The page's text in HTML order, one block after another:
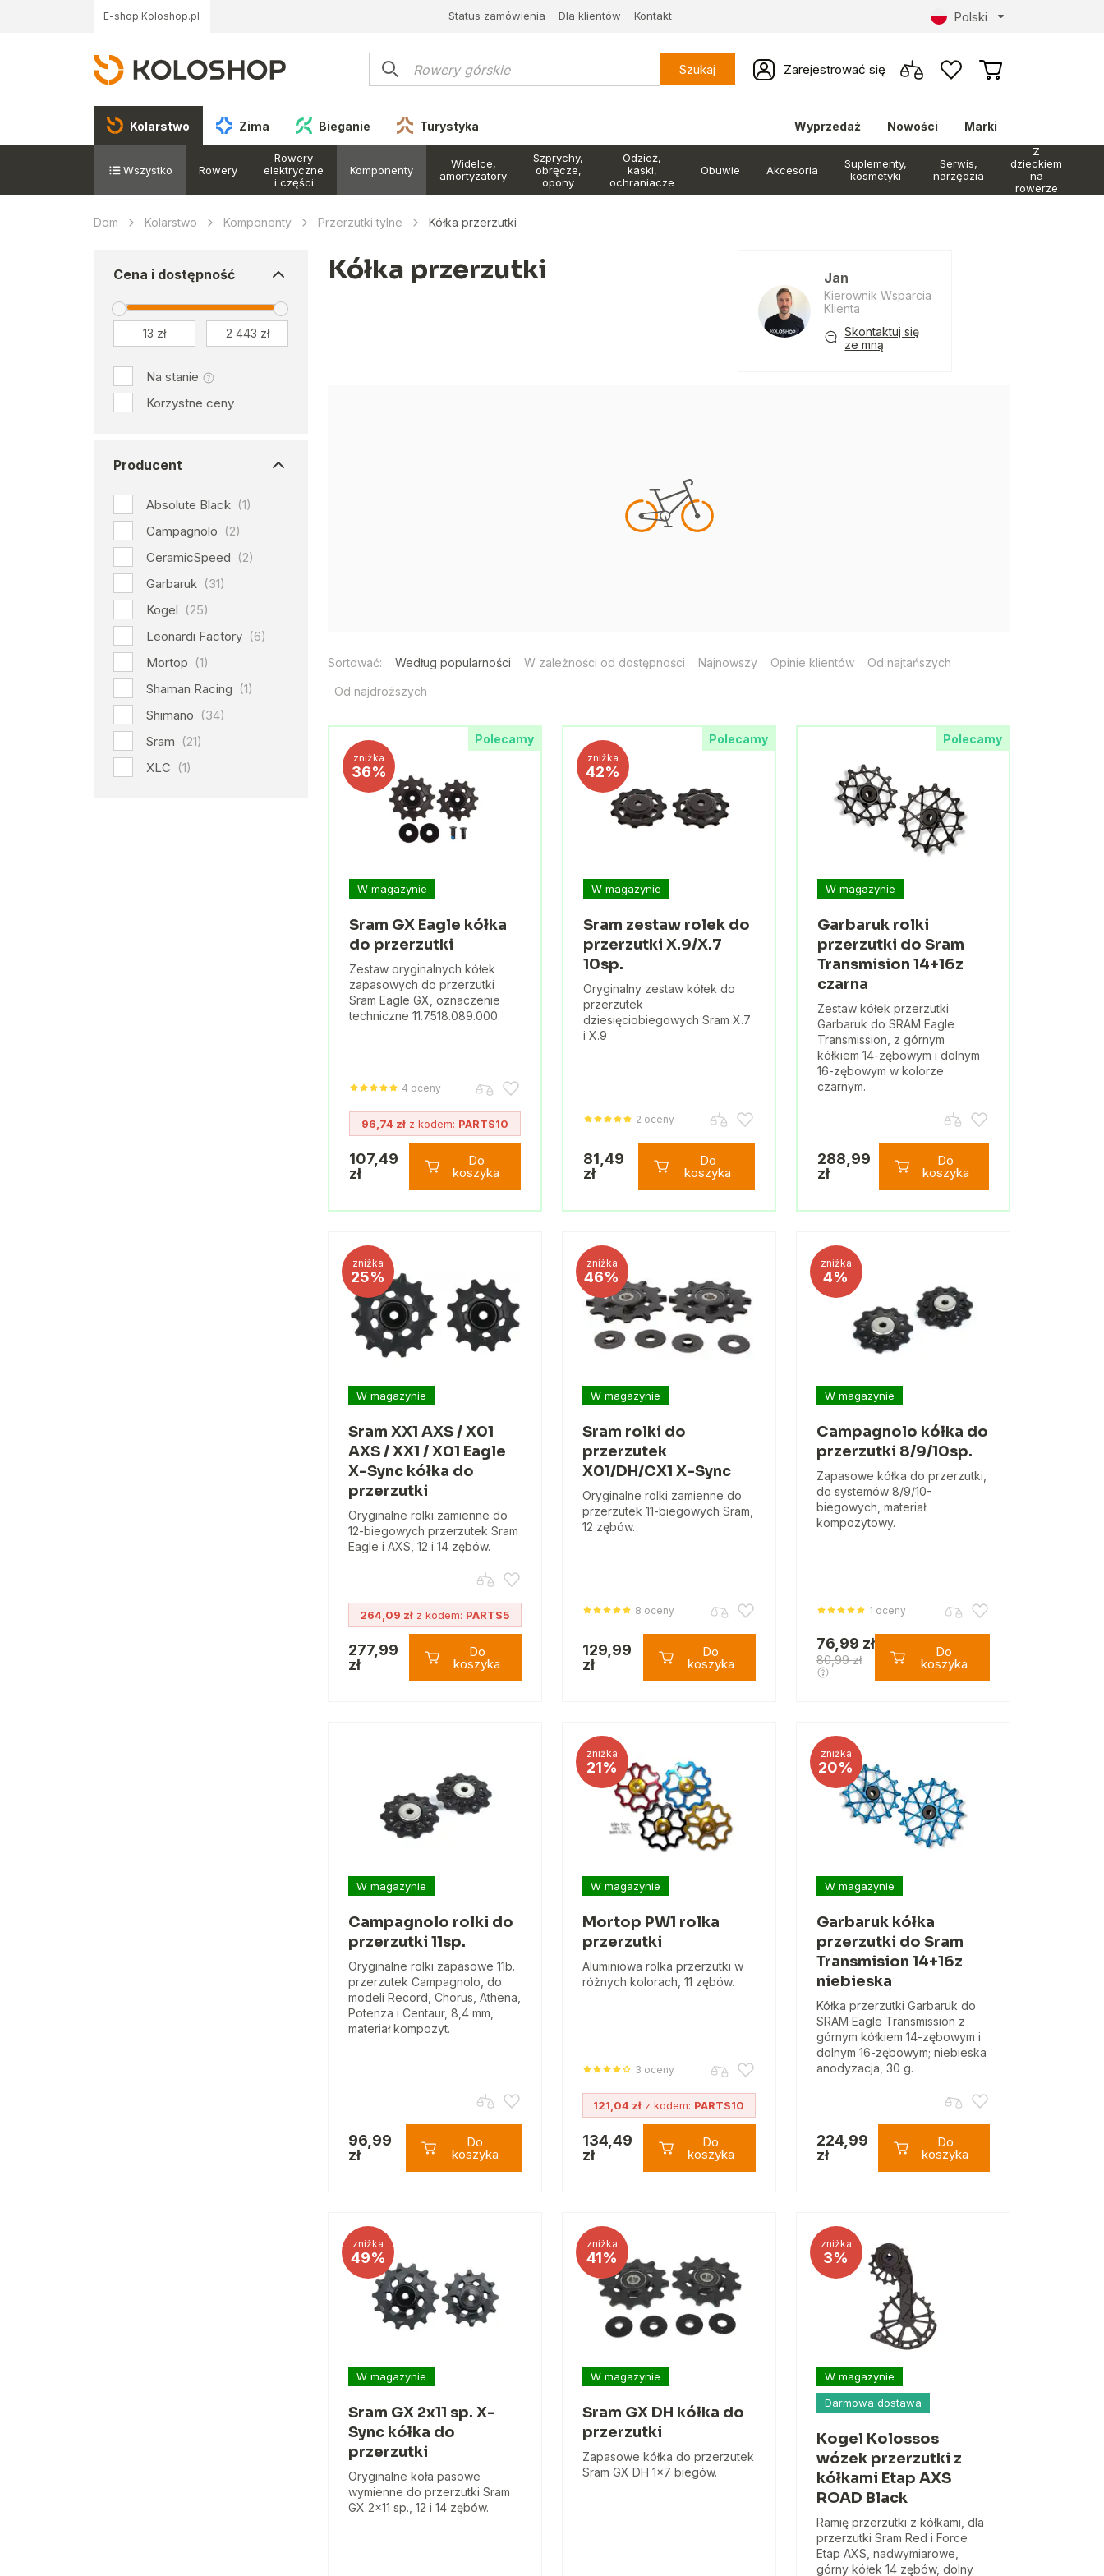
E-shop Koloshop.pl Status zamówienia Dla klientów Kontakt Polski
Szukaj Zarejestrować się
Kolarstwo Zima Bieganie Turystyka Wyprzedaż Nowości Marki
Wszystko Rowery
Rowery
elektryczne
i części
Komponenty
Widelce,
amortyzatory
Szprychy,
obręcze,
opony
Odzież,
kaski,
ochraniacze
Obuwie Akcesoria
Suplementy,
kosmetyki
Serwis,
narzędzia
Z
dzieckiem
na
rowerze
Dom Kolarstwo Komponenty Przerzutki tylne Kółka przerzutki
Cena i dostępność
Na stanie
Korzystne ceny
Producent
Absolute Black (1)
Campagnolo (2)
CeramicSpeed (2)
Garbaruk (31)
Kogel (25)
Leonardi Factory (6)
Mortop (1)
Shaman Racing (1)
Shimano (34)
Sram (21)
XLC (1)
Kółka przerzutki Jan
Kierownik Wsparcia
Klienta
Skontaktuj się
ze mną
Sortować: Według popularności W zależności od dostępności Najnowszy Opinie klientów Od najtańszych
Od najdroższych
Polecamy
zniżka
36%
W magazynie
Sram GX Eagle kółka
do przerzutki
Zestaw oryginalnych kółek
zapasowych do przerzutki
Sram Eagle GX, oznaczenie
techniczne 11.7518.089.000.
4 oceny
96,74 złz kodem: PARTS10
107,49
zł
Do
koszyka
Polecamy
zniżka
42%
W magazynie
Sram zestaw rolek do
przerzutki X.9/X.7
10sp.
Oryginalny zestaw kółek do
przerzutek
dziesięciobiegowych Sram X.7
i X.9
2 oceny
81,49
zł
Do
koszyka
Polecamy
W magazynie
Garbaruk rolki
przerzutki do Sram
Transmision 14+16z
czarna
Zestaw kółek przerzutki
Garbaruk do SRAM Eagle
Transmission, z górnym
kółkiem 14-zębowym i dolnym
16-zębowym w kolorze
czarnym.
288,99
zł
Do
koszyka
zniżka
25%
W magazynie
Sram XX1 AXS / X01
AXS / XX1 / X01 Eagle
X-Sync kółka do
przerzutki
Oryginalne rolki zamienne do
12-biegowych przerzutek Sram
Eagle i AXS, 12 i 14 zębów.
264,09 złz kodem: PARTS5
277,99
zł
Do
koszyka
zniżka
46%
W magazynie
Sram rolki do
przerzutek
X01/DH/CX1 X-Sync
Oryginalne rolki zamienne do
przerzutek 11-biegowych Sram,
12 zębów.
8 oceny
129,99
zł
Do
koszyka
zniżka
4%
W magazynie
Campagnolo kółka do
przerzutki 8/9/10sp.
Zapasowe kółka do przerzutki,
do systemów 8/9/10-
biegowych, materiał
kompozytowy.
1 oceny
76,99 zł
80,99 zł
Do
koszyka
W magazynie
Campagnolo rolki do
przerzutki 11sp.
Oryginalne rolki zapasowe 11b.
przerzutek Campagnolo, do
modeli Record, Chorus, Athena,
Potenza i Centaur, 8,4 mm,
materiał kompozyt.
96,99
zł
Do
koszyka
zniżka
21%
W magazynie
Mortop PW1 rolka
przerzutki
Aluminiowa rolka przerzutki w
różnych kolorach, 11 zębów.
3 oceny
121,04 zł z kodem: PARTS10
134,49
zł
Do
koszyka
zniżka
20%
W magazynie
Garbaruk kółka
przerzutki do Sram
Transmision 14+16z
niebieska
Kółka przerzutki Garbaruk do
SRAM Eagle Transmission z
górnym kółkiem 14-zębowym i
dolnym 16-zębowym; niebieska
anodyzacja, 30 g.
224,99
zł
Do
koszyka
zniżka
49%
W magazynie
Sram GX 2x11 sp. X-
Sync kółka do
przerzutki
Oryginalne koła pasowe
wymienne do przerzutki Sram
GX 2x11 sp., 12 i 14 zębów.
zniżka
41%
W magazynie
Sram GX DH kółka do
przerzutki
Zapasowe kółka do przerzutek
Sram GX DH 1x7 biegów.
zniżka
3%
W magazynie
Darmowa dostawa
Kogel Kolossos
wózek przerzutki z
kółkami Etap AXS
ROAD Black
Ramię przerzutki z kółkami, dla
przerzutki Sram Red i Force
Etap AXS, nadwymiarowe,
górny kółek 14 zębów, dolny